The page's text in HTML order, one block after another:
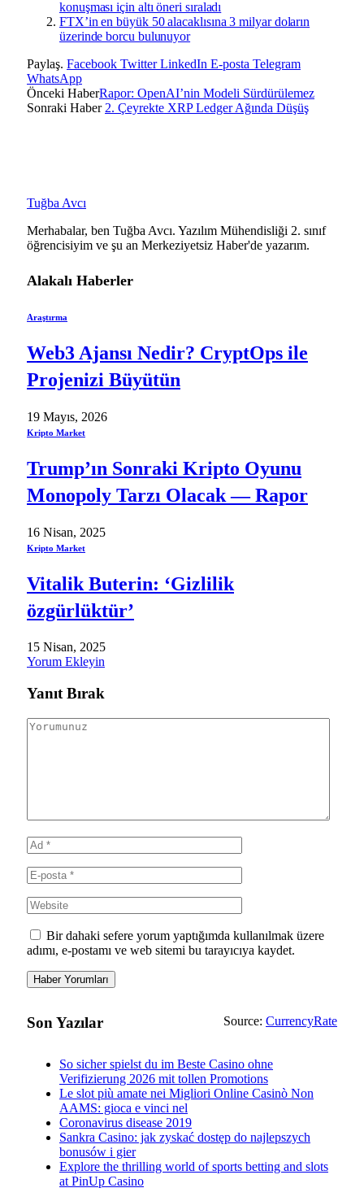
konuşması için altı öneri sıraladı
FTX’in en büyük 50 alacaklısına 3 milyar doların
üzerinde borcu bulunuyor
Paylaş. Facebook Twitter LinkedIn E-posta Telegram
WhatsApp
Önceki HaberRapor: OpenAI’nin Modeli Sürdürülemez
Sonraki Haber 2. Çeyrekte XRP Ledger Ağında Düşüş
Tuğba Avcı
Merhabalar, ben Tuğba Avcı. Yazılım Mühendisliği 2. sınıf
öğrencisiyim ve şu an Merkeziyetsiz Haber'de yazarım.
Alakalı Haberler
Araştırma
Web3 Ajansı Nedir? CryptOps ile
Projenizi Büyütün
19 Mayıs, 2026
Kripto Market
Trump’ın Sonraki Kripto Oyunu
Monopoly Tarzı Olacak — Rapor
16 Nisan, 2025
Kripto Market
Vitalik Buterin: ‘Gizlilik
özgürlüktür’
15 Nisan, 2025
Yorum Ekleyin
Yanıt Bırak
Bir dahaki sefere yorum yaptığımda kullanılmak üzere
adımı, e-postamı ve web sitemi bu tarayıcıya kaydet.
Source: CurrencyRate
Son Yazılar
So sicher spielst du im Beste Casino ohne
Verifizierung 2026 mit tollen Promotions
Le slot più amate nei Migliori Online Casinò Non
AAMS: gioca e vinci nel
Coronavirus disease 2019
Sankra Casino: jak zyskać dostęp do najlepszych
bonusów i gier
Explore the thrilling world of sports betting and slots
at PinUp Casino